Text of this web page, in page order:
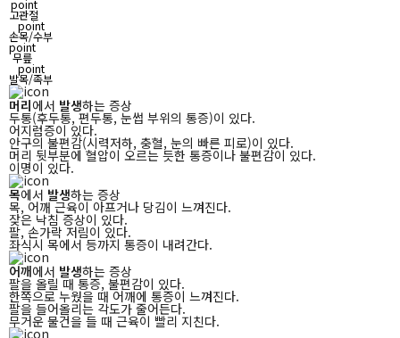
point
고관절
point
손목/수부
point
무릎
point
발목/족부
머리에서 발생하는 증상
두통(후두통, 편두통, 눈썹 부위의 통증)이 있다.
어지럼증이 있다.
안구의 불편감(시력저하, 충혈, 눈의 빠른 피로)이 있다.
머리 뒷부분에 혈압이 오르는 듯한 통증이나 불편감이 있다.
이명이 있다.
목에서 발생하는 증상
목, 어깨 근육이 아프거나 당김이 느껴진다.
잦은 낙침 증상이 있다.
팔, 손가락 저림이 있다.
좌식시 목에서 등까지 통증이 내려간다.
어깨에서 발생하는 증상
팔을 올릴 때 통증, 불편감이 있다.
한쪽으로 누웠을 때 어깨에 통증이 느껴진다.
팔을 들어올리는 각도가 줄어든다.
무거운 물건을 들 때 근육이 빨리 지친다.